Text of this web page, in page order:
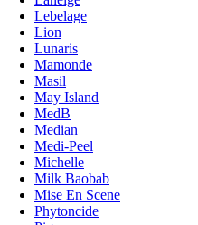
Lebelage
Lion
Lunaris
Mamonde
Masil
May Island
MedB
Median
Medi-Peel
Michelle
Milk Baobab
Mise En Scene
Phytoncide